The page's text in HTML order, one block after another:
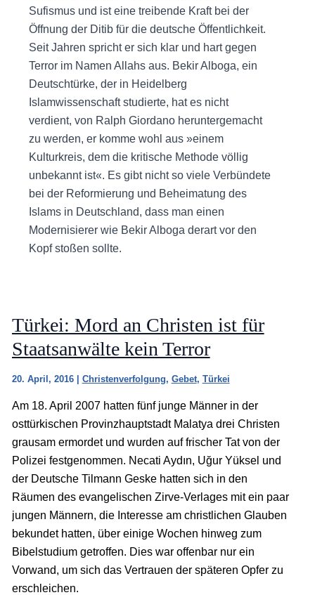
Sufismus und ist eine treibende Kraft bei der
Öffnung der Ditib für die deutsche Öffentlichkeit.
Seit Jahren spricht er sich klar und hart gegen
Terror im Namen Allahs aus. Bekir Alboga, ein
Deutschtürke, der in Heidelberg
Islamwissenschaft studierte, hat es nicht
verdient, von Ralph Giordano heruntergemacht
zu werden, er komme wohl aus »einem
Kulturkreis, dem die kritische Methode völlig
unbekannt ist«. Es gibt nicht so viele Verbündete
bei der Reformierung und Beheimatung des
Islams in Deutschland, dass man einen
Modernisierer wie Bekir Alboga derart vor den
Kopf stoßen sollte.
Türkei: Mord an Christen ist für
Staatsanwälte kein Terror
20. April, 2016 Christenverfolgung, Gebet, Türkei
Am 18. April 2007 hatten fünf junge Männer in der
osttürkischen Provinzhauptstadt Malatya drei Christen
grausam ermordet und wurden auf frischer Tat von der
Polizei festgenommen. Necati Aydın, Uğur Yüksel und
der Deutsche Tilmann Geske hatten sich in den
Räumen des evangelischen Zirve-Verlages mit ein paar
jungen Männern, die Interesse am christlichen Glauben
bekundet hatten, über einige Wochen hinweg zum
Bibelstudium getroffen. Dies war offenbar nur ein
Vorwand, um sich das Vertrauen der späteren Opfer zu
erschleichen.